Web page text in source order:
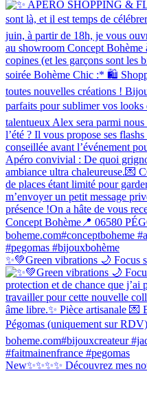
✨💚Green vibrations 🌙 Focus
New✨✨✨✨ Découvrez mes